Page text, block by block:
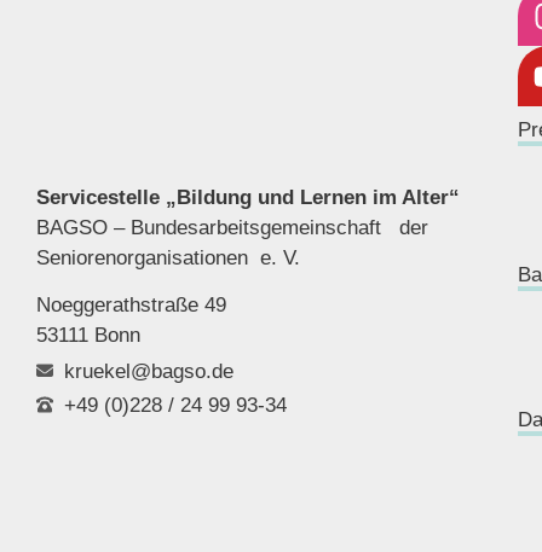
Servicestelle „Bildung und Lernen im Alter“
BAGSO – Bundesarbeitsgemeinschaft der
Seniorenorganisationen e. V.
Noeggerathstraße 49
53111 Bonn
kruekel@bagso.de
+49 (0)228 / 24 99 93-34